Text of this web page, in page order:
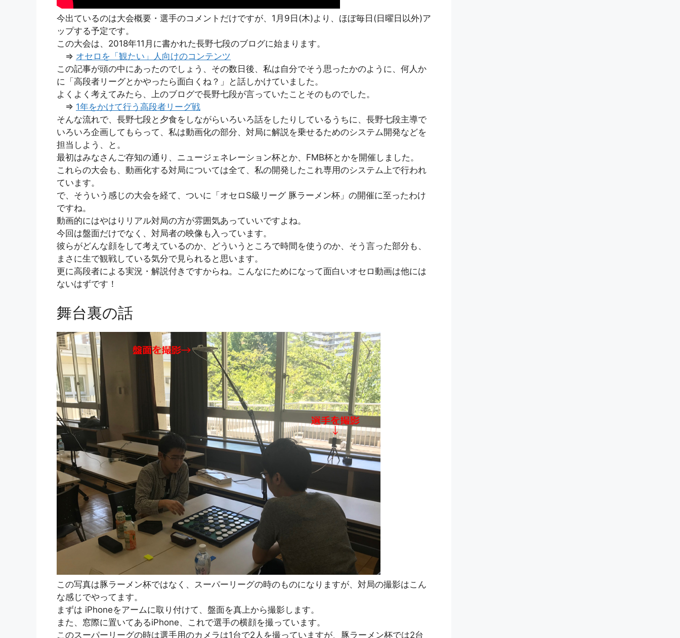
今出ているのは大会概要・選手のコメントだけですが、1月9日(木)より、ほぼ毎日(日曜日以外)ア
ップする予定です。
この大会は、2018年11月に書かれた長野七段のブログに始まります。
⇒ オセロを「観たい」人向けのコンテンツ
この記事が頭の中にあったのでしょう、その数日後、私は自分でそう思ったかのように、何人か
に「高段者リーグとかやったら面白くね？」と話しかけていました。
よくよく考えてみたら、上のブログで長野七段が言っていたことそのものでした。
⇒ 1年をかけて行う高段者リーグ戦
そんな流れで、長野七段と夕食をしながらいろいろ話をしたりしているうちに、長野七段主導で
いろいろ企画してもらって、私は動画化の部分、対局に解説を乗せるためのシステム開発などを
担当しよう、と。
最初はみなさんご存知の通り、ニュージェネレーション杯とか、FMB杯とかを開催しました。
これらの大会も、動画化する対局については全て、私の開発したこれ専用のシステム上で行われ
ています。
で、そういう感じの大会を経て、ついに「オセロS級リーグ 豚ラーメン杯」の開催に至ったわけ
ですね。
動画的にはやはりリアル対局の方が雰囲気あっていいですよね。
今回は盤面だけでなく、対局者の映像も入っています。
彼らがどんな顔をして考えているのか、どういうところで時間を使うのか、そう言った部分も、
まさに生で観戦している気分で見られると思います。
更に高段者による実況・解説付きですからね。こんなにためになって面白いオセロ動画は他には
ないはずです！
舞台裏の話
この写真は豚ラーメン杯ではなく、スーパーリーグの時のものになりますが、対局の撮影はこん
な感じでやってます。
まずは iPhoneをアームに取り付けて、盤面を真上から撮影します。
また、窓際に置いてあるiPhone、これで選手の横顔を撮っています。
このスーパーリーグの時は選手用のカメラは1台で2人を撮っていますが、豚ラーメン杯では2台